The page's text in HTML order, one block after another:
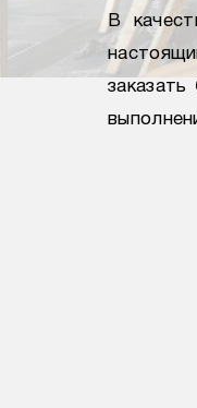
В
заказать